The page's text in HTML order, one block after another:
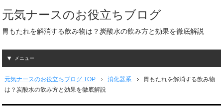
元気ナースのお役立ちブログ
胃もたれを解消する飲み物は？炭酸水の飲み方と効果を徹底解説
メニュー
元気ナースのお役立ちブログ TOP 消化器系
胃もたれを解消する飲み物
は？炭酸水の飲み方と効果を徹底解説